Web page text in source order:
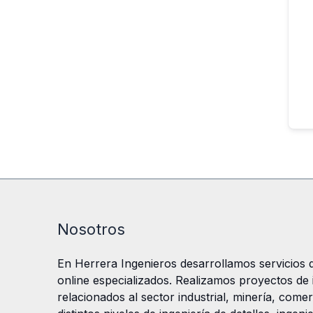
Nosotros
En Herrera Ingenieros desarrollamos servicios
online especializados. Realizamos proyectos
relacionados al sector industrial, minería,